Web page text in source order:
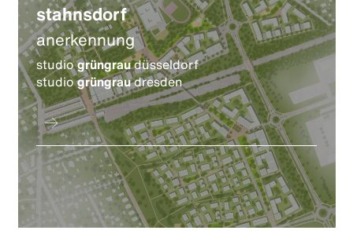
stahnsdorf
anerkennung
studiogrüngraudüsseldorf
studiogrüngraudresden